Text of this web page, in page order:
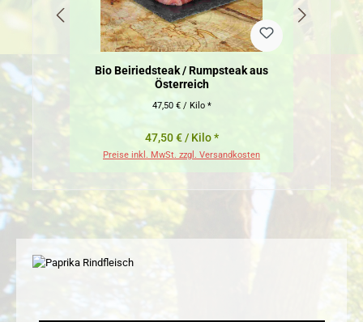
Bio Beiriedsteak / Rumpsteak aus
Österreich
47,50 € / Kilo *
47,50 € / Kilo *
Preise inkl. MwSt. zzgl. Versandkosten